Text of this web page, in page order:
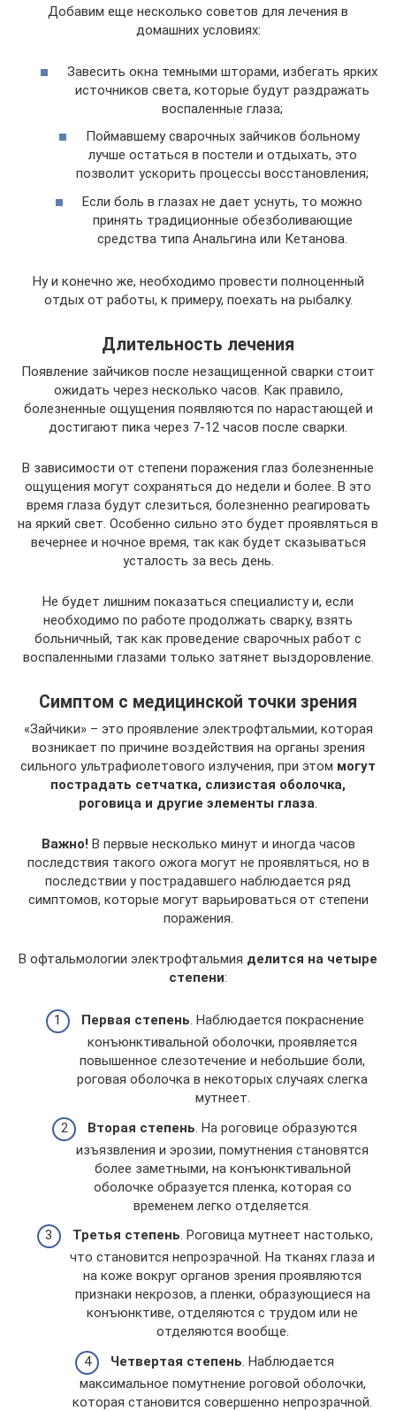
Добавим еще несколько советов для лечения в
домашних условиях:
Завесить окна темными шторами, избегать ярких
источников света, которые будут раздражать
воспаленные глаза;
Поймавшему сварочных зайчиков больному
лучше остаться в постели и отдыхать, это
позволит ускорить процессы восстановления;
Если боль в глазах не дает уснуть, то можно
принять традиционные обезболивающие
средства типа Анальгина или Кетанова.
Ну и конечно же, необходимо провести полноценный
отдых от работы, к примеру, поехать на рыбалку.
Длительность лечения
Появление зайчиков после незащищенной сварки стоит
ожидать через несколько часов. Как правило,
болезненные ощущения появляются по нарастающей и
достигают пика через 7-12 часов после сварки.
В зависимости от степени поражения глаз болезненные
ощущения могут сохраняться до недели и более. В это
время глаза будут слезиться, болезненно реагировать
на яркий свет. Особенно сильно это будет проявляться в
вечернее и ночное время, так как будет сказываться
усталость за весь день.
Не будет лишним показаться специалисту и, если
необходимо по работе продолжать сварку, взять
больничный, так как проведение сварочных работ с
воспаленными глазами только затянет выздоровление.
Симптом с медицинской точки зрения
«Зайчики» – это проявление электрофтальмии, которая
возникает по причине воздействия на органы зрения
сильного ультрафиолетового излучения, при этом могут
пострадать сетчатка, слизистая оболочка,
роговица и другие элементы глаза
Важно! В первые несколько минут и иногда часов
последствия такого ожога могут не проявляться, но в
последствии у пострадавшего наблюдается ряд
симптомов, которые могут варьироваться от степени
поражения.
В офтальмологии электрофтальмия делится на четыре
степени:
Первая степень. Наблюдается покраснение
конъюнктивальной оболочки, проявляется
повышенное слезотечение и небольшие боли,
роговая оболочка в некоторых случаях слегка
мутнеет.
Вторая степень . На роговице образуются
изъязвления и эрозии, помутнения становятся
более заметными, на конъюнктивальной
оболочке образуется пленка, которая со
временем легко отделяется.
Третья степень. Роговица мутнеет настолько,
что становится непрозрачной. На тканях глаза и
на коже вокруг органов зрения проявляются
признаки некрозов, а пленки, образующиеся на
конъюнктиве, отделяются с трудом или не
отделяются вообще.
Четвертая степень . Наблюдается
максимальное помутнение роговой оболочки,
которая становится совершенно непрозрачной.